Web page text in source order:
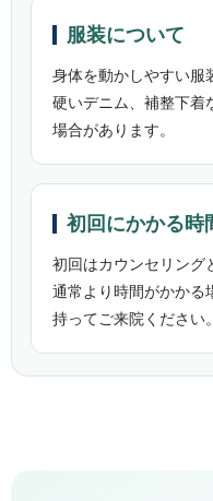
服装について
身体を動かしやすい服
硬いデニム、補整下着
場合があります。
初回にかかる時
初回はカウンセリング
通常より時間がかかる
持ってご来院ください。